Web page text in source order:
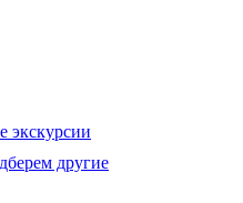
экскурсии
другие